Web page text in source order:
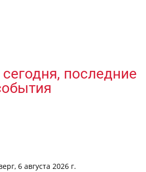
последние
6 августа 2026 г.